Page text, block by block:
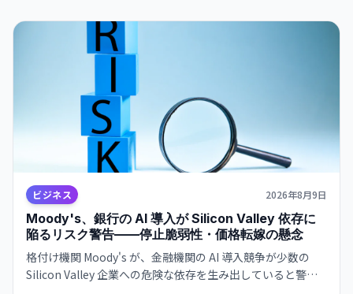
ビジネス 2026年8月9日
Moody's、銀行の AI 導入が Silicon Valley 依存に
陥るリスク警告——停止脆弱性・価格転嫁の懸念
格付け機関 Moody's が、金融機関の AI 導入競争が少数の
Silicon Valley 企業への危険な依存を生み出していると警